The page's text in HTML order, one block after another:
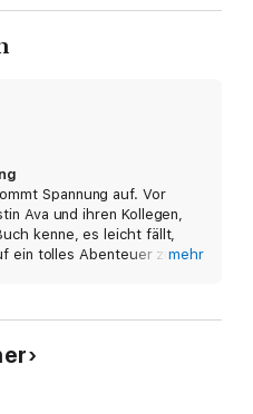
erneut die Mysterien,
Noch mehr Tempo!
- mörderisch gute
Spannung auf. Vor
Ava und ihren Kollegen,
kenne, es leicht fällt,
ein tolles Abenteuer zumehr